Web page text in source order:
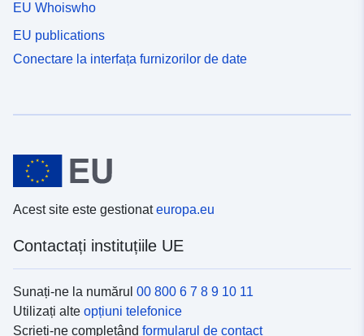
EU Whoiswho
EU publications
Conectare la interfața furnizorilor de date
Acest site este gestionateuropa.eu
Contactați instituțiile UE
Sunați-ne la numărul 00 800 6 7 8 9 10 11
Utilizați alte opțiuni telefonice
Scrieți-ne completând formularul de contact